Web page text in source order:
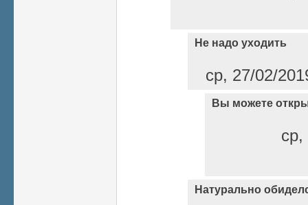
Не надо уходить
ср, 27/02/
Вы можете
Натурально